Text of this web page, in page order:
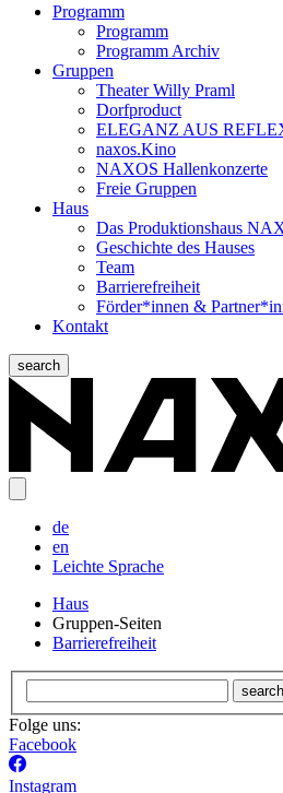
Programm
Programm
Programm Archiv
Gruppen
Theater Willy Praml
Dorfproduct
ELEGANZ AUS
naxos.Kino
NAXOS Hallenkonzerte
Freie Gruppen
Haus
Das Produktionshaus
Geschichte des Hauses
Team
Barrierefreiheit
Förder*innen &
Kontakt
search
de
en
Leichte Sprache
Haus
Gruppen-Seiten
Barrierefreiheit
search
Folge uns:
Facebook
Instagram